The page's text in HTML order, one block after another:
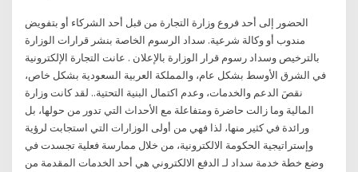
الحضور إلى أحد فروع وزارة التجارة من قبل أحد الشركاء أو بتفويض
مندوب أو وكالة شرعية. سداد الرسوم الخاصة بنشر قرارات الوزارة
بالترخيص وسداد رسوم قرار الوزارة بالإعلان . عانت التجارة الإلكترونية
في الشرق الأوسط بشكل عام، والمملكة العربية السعودية بشكل خاص،
نقصَ الدعم والخدمات، وعدم اكتمال البنية التحتية.. لقد كانت وزارة
المالية وما زالت حاضرة ومتفاعلة مع الأحداث التي تدور من حولها، بل
ورائدة في كثير منها، لذا فهي من أولى الوزارات التي استجابت لرؤية
وإستراتيجية الحكومة الالكترونية، من خلال ممارسة فعلية تجسدت في
وضع خطة خدمة سداد لـ الدفع الالكتروني هي أحد الخدمات المقدمة من